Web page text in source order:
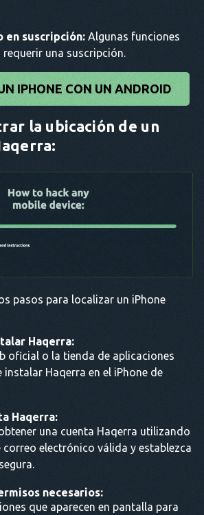
en suscripción: Algunas funciones
requerir una suscripción.
IPHONE CON UN ANDROID
la ubicación de un
pasos para localizar un iPhone
Haqerra:
oficial o la tienda de aplicaciones
instalar Haqerra en el iPhone de
Haqerra:
una cuenta Haqerra utilizando
correo electrónico válida y establezca
necesarios:
que aparecen en pantalla para